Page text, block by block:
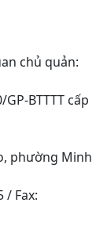
chủ quản:
BTTTT cấp
phường Minh
/ Fax: